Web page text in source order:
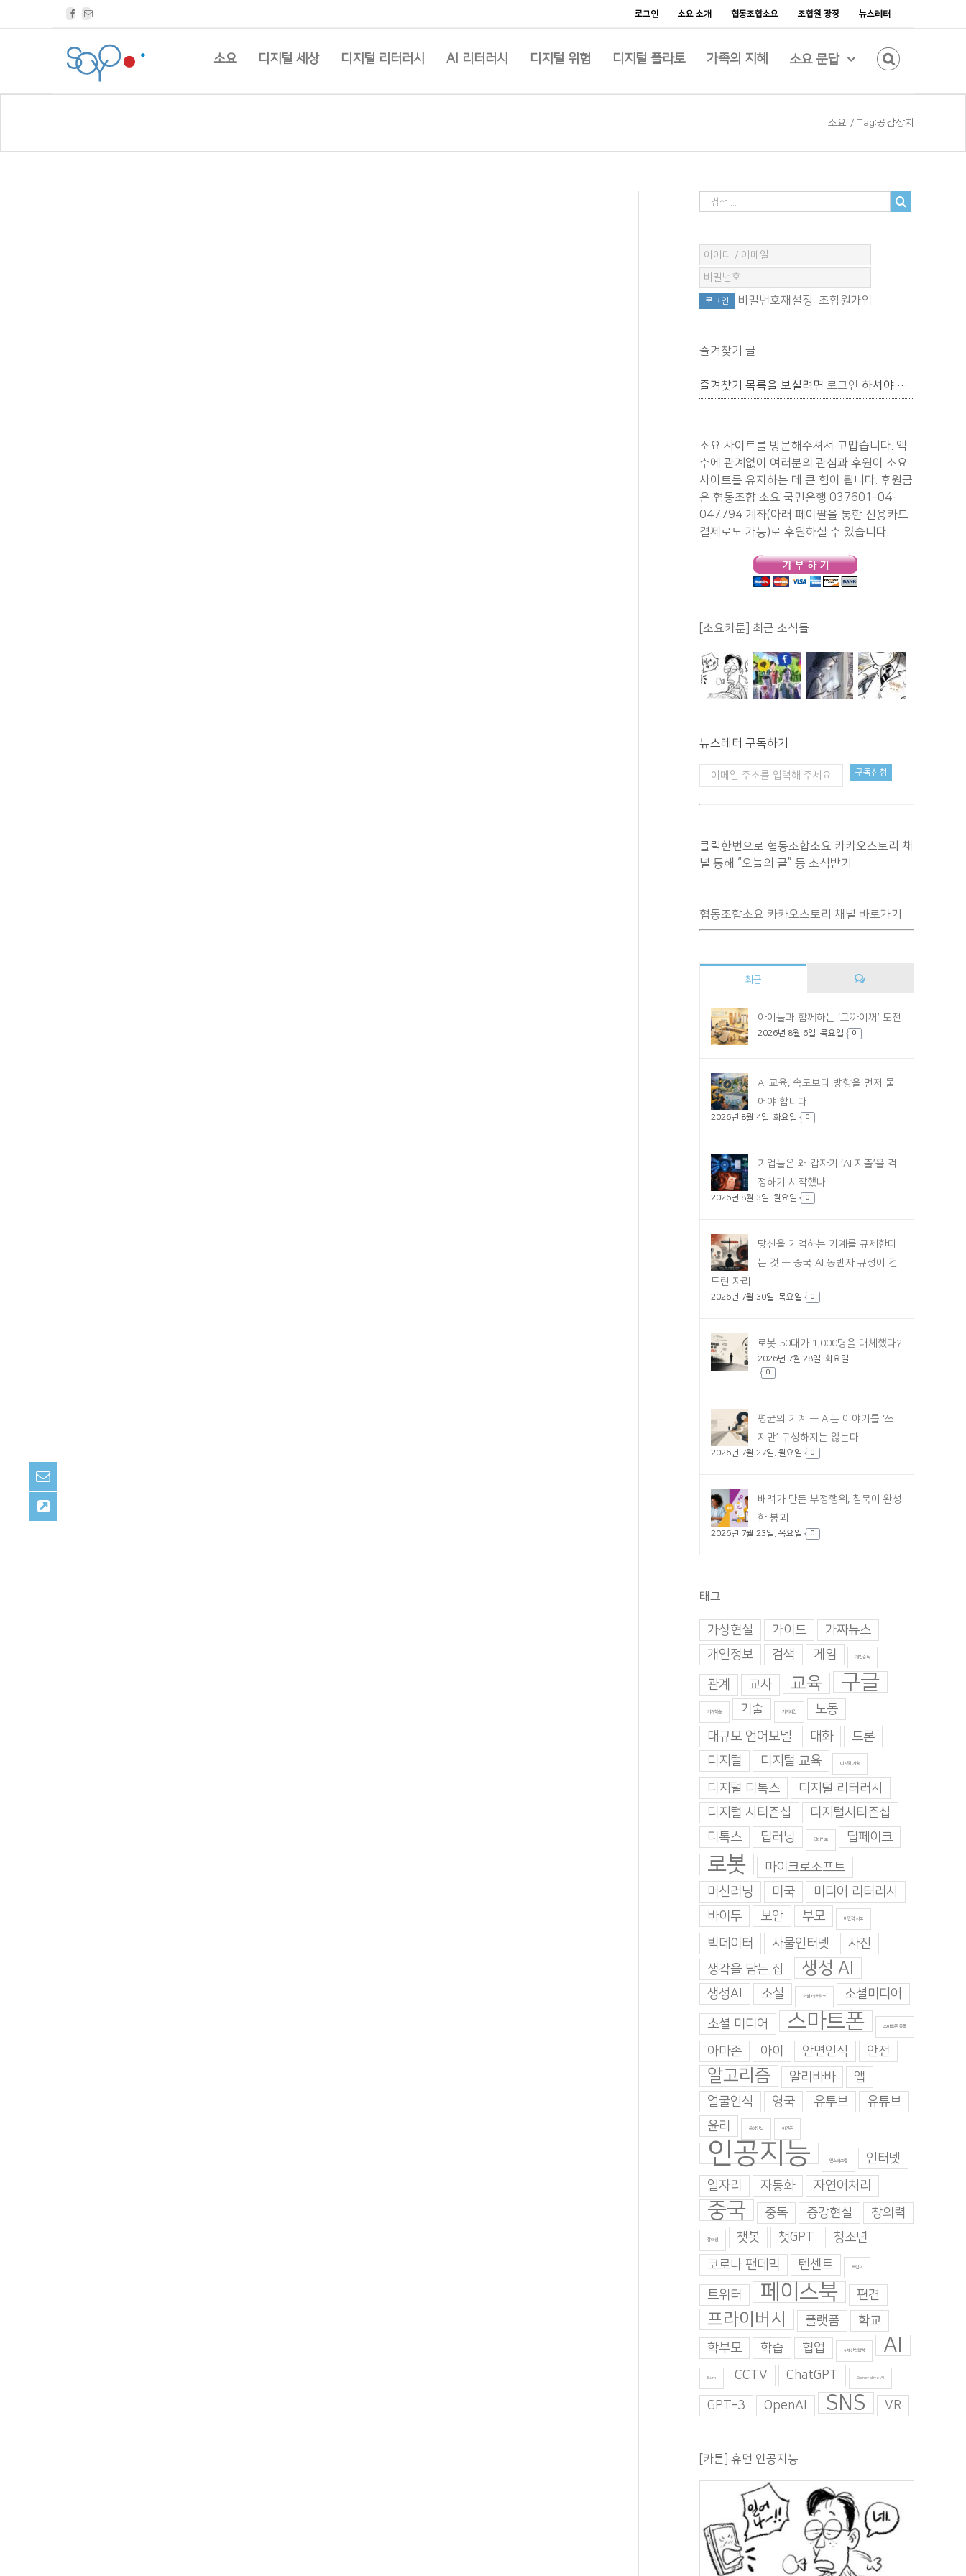
Facebook
로그인 소요 소개 협동조합소요 조합원 광장 뉴스레터
소요 디지털 세상 디지털 리터러시 AI 리터러시 디지털 위험 디지털 플라토 가족의 지혜 소요 문답
소요 / Tag:공감장치
비밀번호재설정 조합원가입
즐겨찾기 글
즐겨찾기 목록을 보실려면 로그인 하셔야 합니다.
소요 사이트를 방문해주셔서 고맙습니다. 액
수에 관계없이 여러분의 관심과 후원이 소요
사이트를 유지하는 데 큰 힘이 됩니다. 후원금
은 협동조합 소요 국민은행 037601-04-
047794 계좌(아래 페이팔을 통한 신용카드
결제로도 가능)로 후원하실 수 있습니다.
[소요카툰] 최근 소식들
뉴스레터 구독하기
클릭한번으로 협동조합소요 카카오스토리 채
널 통해 “오늘의 글” 등 소식받기
협동조합소요 카카오스토리 채널 바로가기
최근
아이들과 함께하는 ‘그까이꺼’ 도전
2026년 8월 6일. 목요일 0
AI 교육, 속도보다 방향을 먼저 물
어야 합니다
2026년 8월 4일. 화요일 0
기업들은 왜 갑자기 ‘AI 지출’을 걱
정하기 시작했나
2026년 8월 3일. 월요일 0
당신을 기억하는 기계를 규제한다
는 것 — 중국 AI 동반자 규정이 건
드린 자리
2026년 7월 30일. 목요일 0
로봇 50대가 1,000명을 대체했다?
2026년 7월 28일. 화요일
0
평균의 기계 — AI는 이야기를 ‘쓰
지만’ 구상하지는 않는다
2026년 7월 27일. 월요일 0
배려가 만든 부정행위, 침묵이 완성
한 붕괴
2026년 7월 23일. 목요일 0
태그
가상현실 가이드
가짜뉴스
개인정보
검색 게임 게임중독
관계 교사 교육 구글
기계학습 기술 기지과인
노동
대규모 언어모델
대화
드론
디지털
디지털 교육 디지털 기술
디지털 디톡스
디지털 리터러시
디지털 시티즌십
디지털시티즌십
디톡스
딥러닝 딥마인드 딥페이크
로봇
마이크로소프트
머신러닝
미국
미디어 리터러시
바이두
보안 부모 비판적 사고
빅데이터 사물인터넷
사진
생각을 담는 집
생성 AI
생성AI 소설 소셜 네트워크 소셜미디어
소셜 미디어 스마트폰 스마트폰 중독
아마존 아이 안면인식 안전
알고리즘 알리바바
앱
얼굴인식
영국 유투브
유튜브
윤리
음성인식 이인준
인공지능 인스타그램
인터넷
일자리
자동화 자연어처리
중국 중독 증강현실 창의력
창의성 챗봇 챗GPT
청소년
코로나 팬데믹
텐센트 트럼프
트위터 페이스북 편견
프라이버시 플랫폼
학교
학부모
학습 협업 4차산업혁명 AI
Burn CCTV ChatGPT Generative AI
GPT-3 OpenAI SNS VR
[카툰] 휴먼 인공지능